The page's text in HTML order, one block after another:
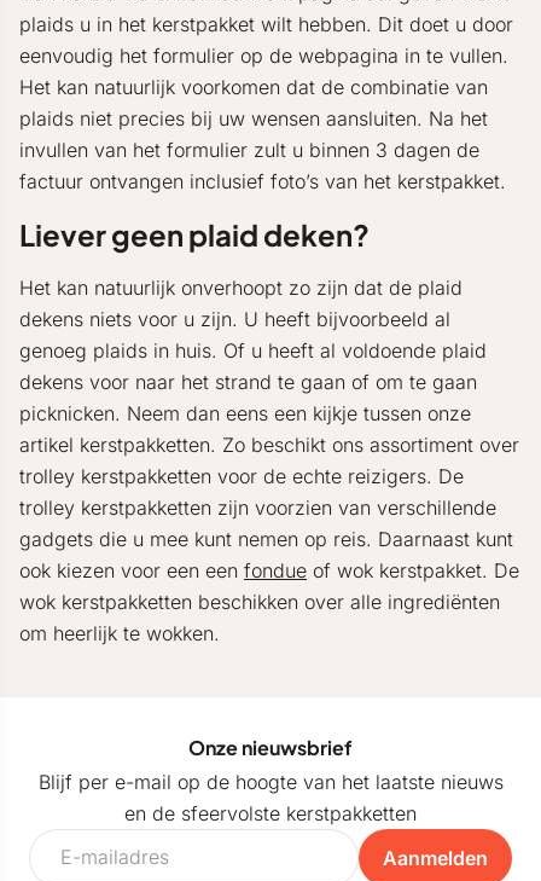
plaids u in het kerstpakket wilt hebben. Dit doet u door
eenvoudig het formulier op de webpagina in te vullen.
Het kan natuurlijk voorkomen dat de combinatie van
plaids niet precies bij uw wensen aansluiten. Na het
invullen van het formulier zult u binnen 3 dagen de
factuur ontvangen inclusief foto’s van het kerstpakket.
Liever geen plaid deken?
Het kan natuurlijk onverhoopt zo zijn dat de plaid
dekens niets voor u zijn. U heeft bijvoorbeeld al
genoeg plaids in huis. Of u heeft al voldoende plaid
dekens voor naar het strand te gaan of om te gaan
picknicken. Neem dan eens een kijkje tussen onze
artikel kerstpakketten. Zo beschikt ons assortiment over
trolley kerstpakketten voor de echte reizigers. De
trolley kerstpakketten zijn voorzien van verschillende
gadgets die u mee kunt nemen op reis. Daarnaast kunt
ook kiezen voor een een fondue of wok kerstpakket. De
wok kerstpakketten beschikken over alle ingrediënten
om heerlijk te wokken.
Onze nieuwsbrief
Blijf per e-mail op de hoogte van het laatste nieuws
en de sfeervolste kerstpakketten
Aanmelden